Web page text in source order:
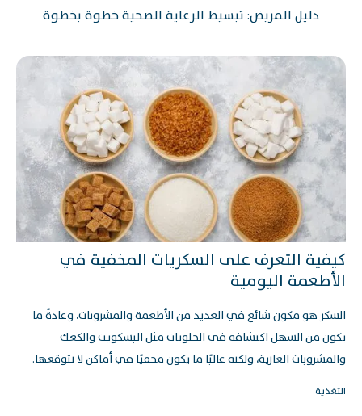
دليل المريض: تبسيط الرعاية الصحية خطوة بخطوة
كيفية التعرف على السكريات المخفية في
الأطعمة اليومية
السكر هو مكون شائع في العديد من الأطعمة والمشروبات، وعادةً ما
يكون من السهل اكتشافه في الحلويات مثل البسكويت والكعك
والمشروبات الغازية، ولكنه غالبًا ما يكون مخفيًا في أماكن لا نتوقعها.
التغذية